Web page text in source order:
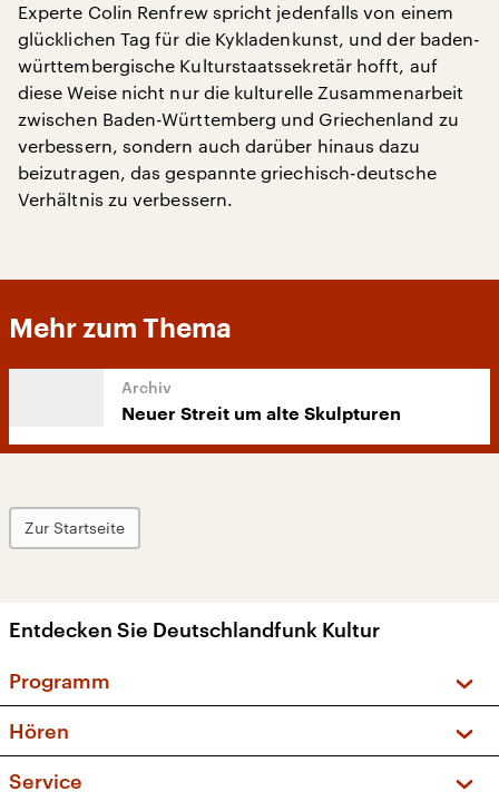
Experte Colin Renfrew spricht jedenfalls von einem
glücklichen Tag für die Kykladenkunst, und der baden-
württembergische Kulturstaatssekretär hofft, auf
diese Weise nicht nur die kulturelle Zusammenarbeit
zwischen Baden-Württemberg und Griechenland zu
verbessern, sondern auch darüber hinaus dazu
beizutragen, das gespannte griechisch-deutsche
Verhältnis zu verbessern.
Mehr zum Thema
Neuer Streit um alte Skulpturen
Zur Startseite
Entdecken Sie Deutschlandfunk Kultur
Programm
Sendungen und Podcasts
Musikliste
Hören
Service